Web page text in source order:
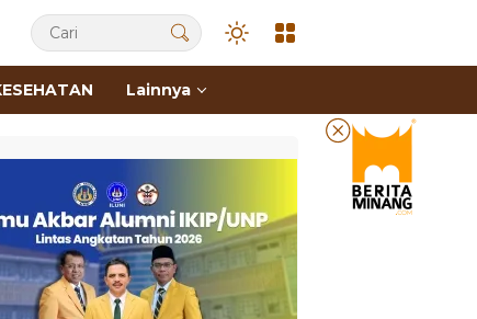
Lainnya